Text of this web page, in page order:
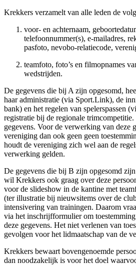
Krekkers verzamelt van alle leden de
voor- en achternaam,
telefoonnummer(s), e-mailadres,
pasfoto, nevobo-relatiecode,
teamfoto, foto’s en filmopnames
wedstrijden.
De gegevens die bij A zijn opgesomd,
haar administratie (via Sport.Link), de
bank) en het regelen van spelerspassen
registratie bij de regionale
gegevens. Voor de verwerking van deze
vereniging dan ook geen geen
houdt de vereniging zich wel aan de
verwerking gelden.
De gegevens die bij B zijn opgesomd
wil Krekkers ook graag over deze
voor de slideshow in de kantine met
(ter illustratie bij nieuwsitems over de
intensivering van trainingen. Daarom
via het inschrijfformulier om
deze gegevens. Het niet verlenen van
gevolgen voor het lidmaatschap van de
Krekkers bewaart bovengenoemde
dan noodzakelijk is voor het doel